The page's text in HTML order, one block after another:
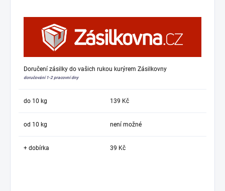
Doručení zásilky do vašich rukou kurýrem Zásilkovny
doručování 1-2 pracovní dny
do 10 kg 139 Kč
od 10 kg není možné
+ dobírka 39 Kč